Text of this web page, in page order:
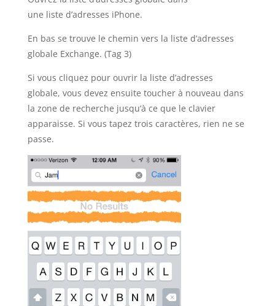
une liste d’adresses iPhone.
En bas se trouve le chemin vers la liste d’adresses
globale Exchange. (Tag 3)
Si vous cliquez pour ouvrir la liste d’adresses
globale, vous devez ensuite toucher à nouveau dans
la zone de recherche jusqu’à ce que le clavier
apparaisse. Si vous tapez trois caractères, rien ne se
passe.